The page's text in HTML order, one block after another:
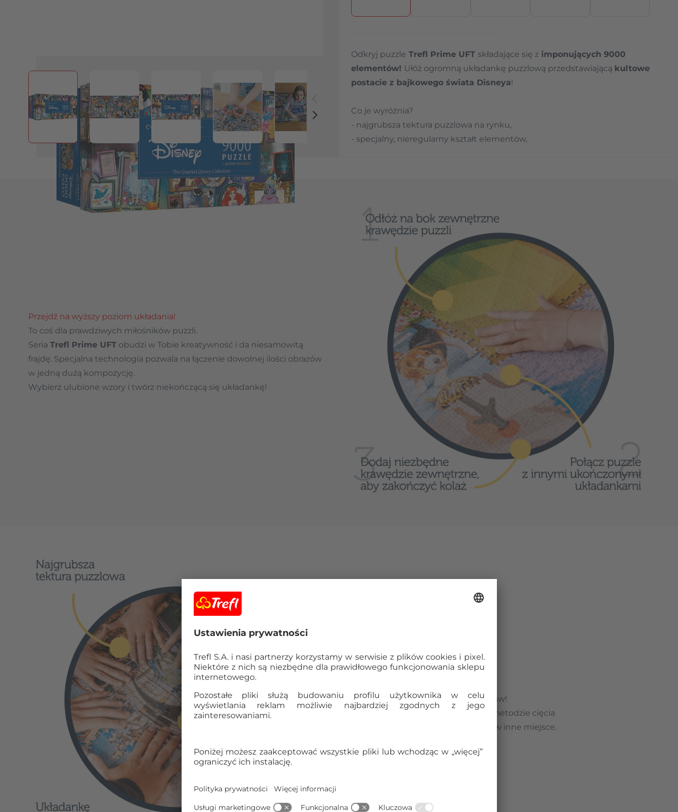
View larger imageView larger imageView larger imageView larger imageView larger imageView larger image
Odkryj puzzle Trefl Prime UFT składające się z imponujących 9000
elementów! Ułóż ogromną układankę puzzlową przedstawiającą kultowe
postacie z bajkowego świata Disneya!
Co je wyróżnia?
- najgrubsza tektura puzzlowa na rynku,
- specjalny, nieregularny kształt elementów,
Puzzle to świetny trening pamięci, rozwój zdolności manualnych,
ćwiczenie koncentracji, cierpliwości i spostrzegawczości. Wyjątkowy
prezent dla pasjonatów puzzli, dorosłych i dzieci powyżej 12. roku życia.
Całkowity wymiar układanki połączonej w sugerowany przez nas sposób
1 985,6 x 928 mm*.
plakat ułatwiający układanie .
*Panele/poszczególne układanki dzięki technologii UFT można także
połączyć w dowolny sposób. Indywidualny sposób połączenia definiuje
inny wymiar całej kompozycji.
Przejdź na wyższy poziom układania!
To coś dla prawdziwych miłośników puzzli.
Seria Trefl Prime UFT obudzi w Tobie kreatywność i da niesamowitą
frajdę. Specjalna technologia pozwala na łączenie dowolnej ilości obrazów
w jedną dużą kompozycję.
Wybierz ulubione wzory i twórz niekończącą się układankę!
Przenoś i obracaj
ale boisz się, że się rozsypie? Bez obaw!
Dzięki silnej strukturze i specjalnej metodzie cięcia
sprawnie przeniesiesz swoje puzzle w inne miejsce.